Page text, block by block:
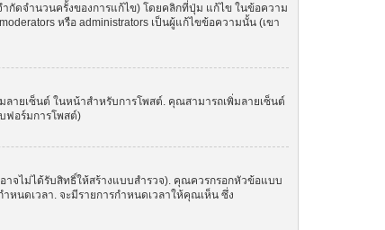
กัดจำนวนครั้งของการแก้ไข) โดยคลิกที่ปุ่ม แก้ไข ในข้อความ
หรือ administrators เป็นผู้แก้ไขข้อความนั้น (เขา
ายเซ็นต์ ในหน้าสำหรับการโพสต์. คุณสามารถเพิ่มลายเซ็นต์
ฟอร์มการโพสต์)
ไม่ได้รับสิทธิ์ให้สร้างแบบสำรวจ). คุณควรกรอกหัวข้อแบบ
หนดเวลา. จะมีรายการกำหนดเวลาให้คุณเห็น ซึ่ง